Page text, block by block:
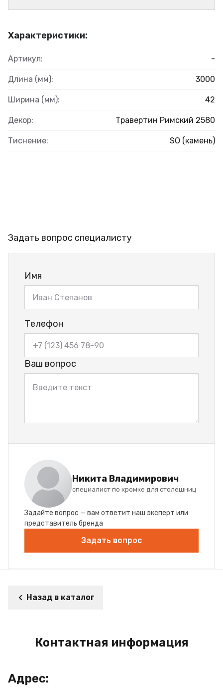
Характеристики:
Артикул: -
Длина (мм): 3000
Ширина (мм): 42
Декор: Травертин Римский 2580
Тиснение: SO (камень)
Задать вопрос специалисту
Имя
Телефон
Ваш вопрос
Никита Владимирович
специалист по кромке для столешниц
Задайте вопрос — вам ответит наш эксперт или
представитель бренда
Задать вопрос
Назад в каталог
Контактная информация
Адрес: